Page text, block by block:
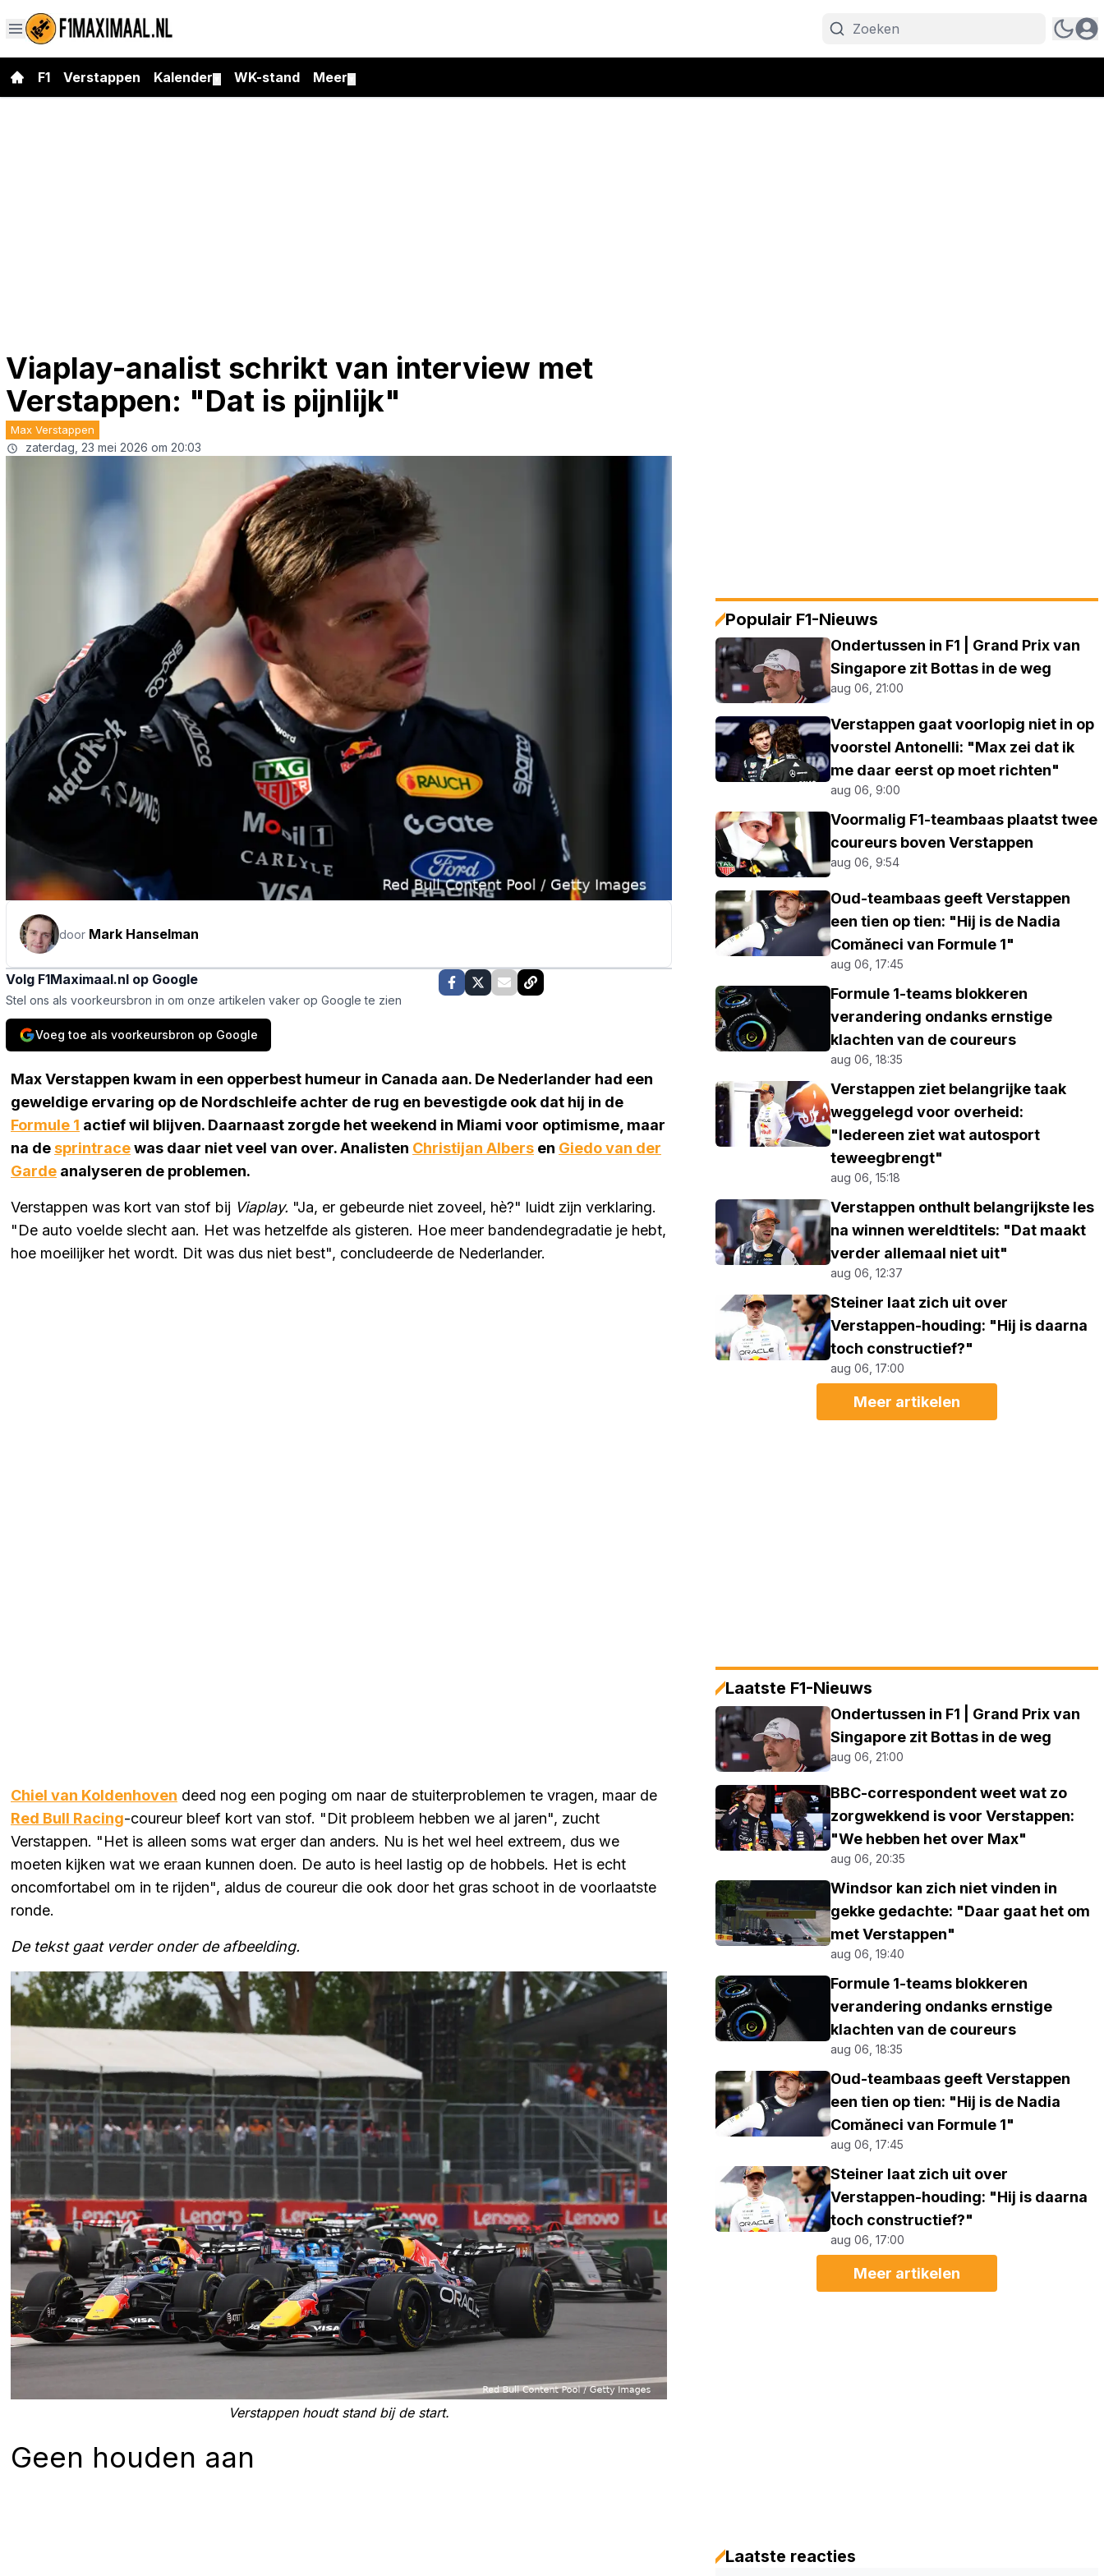
F1 Verstappen Kalender WK-stand Meer
Viaplay-analist schrikt van interview met
Verstappen: "Dat is pijnlijk"
Max Verstappen
zaterdag, 23 mei 2026 om 20:03
door Mark Hanselman
Volg F1Maximaal.nl op Google
Stel ons als voorkeursbron in om onze artikelen vaker op Google te zien
Voeg toe als voorkeursbron op Google
Max Verstappen kwam in een opperbest humeur in Canada aan. De Nederlander had een
geweldige ervaring op de Nordschleife achter de rug en bevestigde ook dat hij in de
Formule 1 actief wil blijven. Daarnaast zorgde het weekend in Miami voor optimisme, maar
na desprintracewas daar niet veel van over. Analisten Christijan Albers en Giedo van der
Garde analyseren de problemen.
Verstappen was kort van stof bij Viaplay. "Ja, er gebeurde niet zoveel, hè?" luidt zijn verklaring.
"De auto voelde slecht aan. Het was hetzelfde als gisteren. Hoe meer bandendegradatie je hebt,
hoe moeilijker het wordt. Dit was dus niet best", concludeerde de Nederlander.
Chiel van Koldenhoven deed nog een poging om naar de stuiterproblemen te vragen, maar de
Red Bull Racing-coureur bleef kort van stof. "Dit probleem hebben we al jaren", zucht
Verstappen. "Het is alleen soms wat erger dan anders. Nu is het wel heel extreem, dus we
moeten kijken wat we eraan kunnen doen. De auto is heel lastig op de hobbels. Het is echt
oncomfortabel om in te rijden", aldus de coureur die ook door het gras schoot in de voorlaatste
ronde.
De tekst gaat verder onder de afbeelding.
Verstappen houdt stand bij de start.
Geen houden aan
Populair F1-Nieuws
Ondertussen in F1 | Grand Prix van
Singapore zit Bottas in de weg
aug 06, 21:00
Verstappen gaat voorlopig niet in op
voorstel Antonelli: "Max zei dat ik
me daar eerst op moet richten"
aug 06, 9:00
Voormalig F1-teambaas plaatst twee
coureurs boven Verstappen
aug 06, 9:54
Oud-teambaas geeft Verstappen
een tien op tien: "Hij is de Nadia
Comăneci van Formule 1"
aug 06, 17:45
Formule 1-teams blokkeren
verandering ondanks ernstige
klachten van de coureurs
aug 06, 18:35
Verstappen ziet belangrijke taak
weggelegd voor overheid:
"Iedereen ziet wat autosport
teweegbrengt"
aug 06, 15:18
Verstappen onthult belangrijkste les
na winnen wereldtitels: "Dat maakt
verder allemaal niet uit"
aug 06, 12:37
Steiner laat zich uit over
Verstappen-houding: "Hij is daarna
toch constructief?"
aug 06, 17:00
Meer artikelen
Laatste F1-Nieuws
Ondertussen in F1 | Grand Prix van
Singapore zit Bottas in de weg
aug 06, 21:00
BBC-correspondent weet wat zo
zorgwekkend is voor Verstappen:
"We hebben het over Max"
aug 06, 20:35
Windsor kan zich niet vinden in
gekke gedachte: "Daar gaat het om
met Verstappen"
aug 06, 19:40
Formule 1-teams blokkeren
verandering ondanks ernstige
klachten van de coureurs
aug 06, 18:35
Oud-teambaas geeft Verstappen
een tien op tien: "Hij is de Nadia
Comăneci van Formule 1"
aug 06, 17:45
Steiner laat zich uit over
Verstappen-houding: "Hij is daarna
toch constructief?"
aug 06, 17:00
Meer artikelen
Laatste reacties